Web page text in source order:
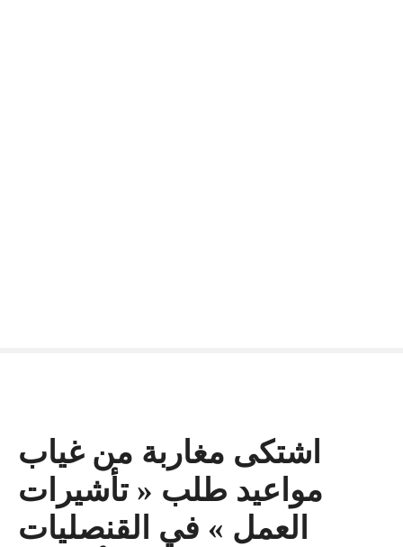
اشتكى مغاربة من غياب
مواعيد طلب « تأشيرات
العمل » في القنصليات